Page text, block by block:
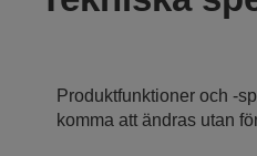
Produktfunktioner och -
komma att ändras utan